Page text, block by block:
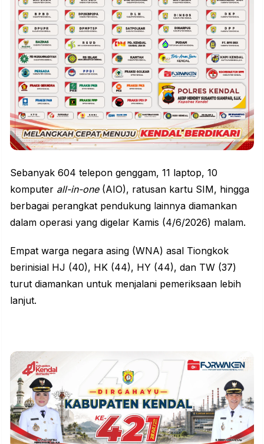
Sebanyak 604 telepon genggam, 11 laptop, 10
komputer all-in-one(AIO), ratusan kartu SIM, hingga
berbagai perangkat pendukung lainnya diamankan
dalam operasi yang digelar Kamis (4/6/2026) malam.
Empat warga negara asing (WNA) asal Tiongkok
berinisial HJ (40), HK (44), HY (44), dan TW (37)
turut diamankan untuk menjalani pemeriksaan lebih
lanjut.